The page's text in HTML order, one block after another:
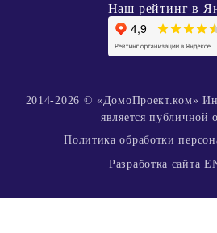
Наш рейтинг в
2014-2026 © «ДомоПроект.ком»
является публичной
Политика обработки
Разработка сайта